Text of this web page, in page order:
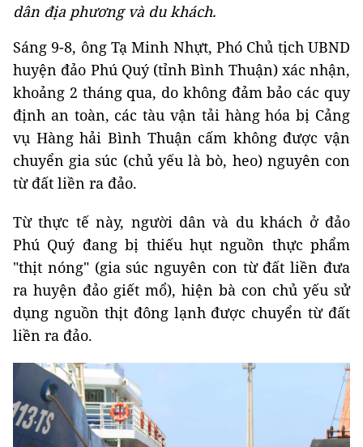
dân địa phương và du khách.
Sáng 9-8, ông Tạ Minh Nhựt, Phó Chủ tịch UBND
huyện đảo Phú Quý (tỉnh Bình Thuận) xác nhận,
khoảng 2 tháng qua, do không đảm bảo các quy
định an toàn, các tàu vận tải hàng hóa bị Cảng
vụ Hàng hải Bình Thuận cấm không được vận
chuyển gia súc (chủ yếu là bò, heo) nguyên con
từ đất liền ra đảo.
Từ thực tế này, người dân và du khách ở đảo
Phú Quý đang bị thiếu hụt nguồn thực phẩm
"thịt nóng" (gia súc nguyên con từ đất liền đưa
ra huyện đảo giết mổ), hiện bà con chủ yếu sử
dụng nguồn thịt đông lạnh được chuyển từ đất
liền ra đảo.